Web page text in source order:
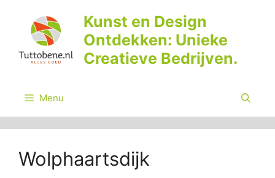
inhoud
Kunst en Design
Ontdekken: Unieke
Creatieve Bedrijven.
Menu
Wolphaartsdijk